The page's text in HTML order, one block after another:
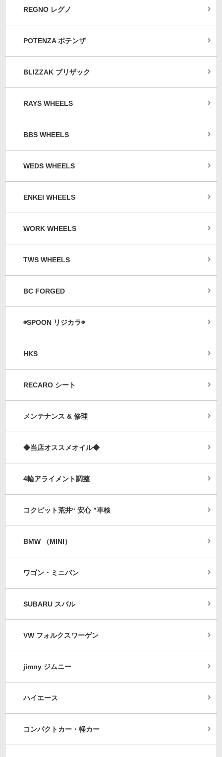
REGNO レグノ
POTENZA ポテンザ
BLIZZAK ブリザック
RAYS WHEELS
BBS WHEELS
WEDS WHEELS
ENKEI WHEELS
WORK WHEELS
TWS WHEELS
BC FORGED
◉SPOON リジカラ◉
HKS
RECARO シート
メンテナンス & 修理
◆当店オススメオイル◆
4輪アライメント調整
コクピット荒井“ 安心 ”車検
BMW （MINI）
ワゴン・ミニバン
SUBARU スバル
VW フォルクスワーゲン
jimny ジムニー
ハイエース
コンパクトカー・軽カー